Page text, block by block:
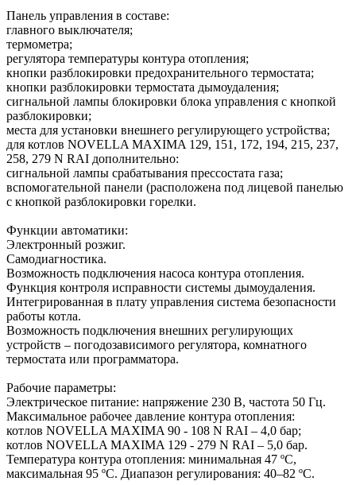
Панель управления в составе:
главного выключателя;
термометра;
регулятора температуры контура отопления;
кнопки разблокировки предохранительного термостата;
кнопки разблокировки термостата дымоудаления;
сигнальной лампы блокировки блока управления с кнопкой
разблокировки;
места для установки внешнего регулирующего устройства;
для котлов NOVELLA MAXIMA 129, 151, 172, 194, 215, 237,
258, 279 N RAI дополнительно:
сигнальной лампы срабатывания прессостата газа;
вспомогательной панели (расположена под лицевой панелью
с кнопкой разблокировки горелки.
Функции автоматики:
Электронный розжиг.
Самодиагностика.
Возможность подключения насоса контура отопления.
Функция контроля исправности системы дымоудаления.
Интегрированная в плату управления система безопасности
работы котла.
Возможность подключения внешних регулирующих
устройств – погодозависимого регулятора, комнатного
термостата или программатора.
Рабочие параметры:
Электрическое питание: напряжение 230 В, частота 50 Гц.
Максимальное рабочее давление контура отопления:
котлов NOVELLA MAXIMA 90 - 108 N RAI – 4,0 бар;
котлов NOVELLA MAXIMA 129 - 279 N RAI – 5,0 бар.
Температура контура отопления: минимальная 47 ºC,
максимальная 95 ºC. Диапазон регулирования: 40–82 ºC.